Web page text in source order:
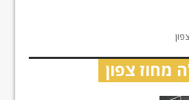
מחוז צפון